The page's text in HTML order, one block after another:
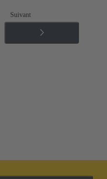
Suivant